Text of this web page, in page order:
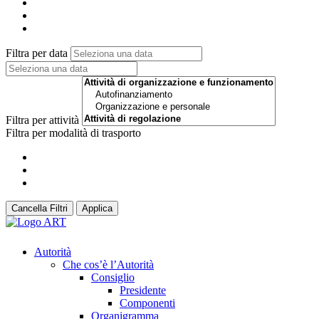
Filtra per data
Filtra per attività
Filtra per modalità di trasporto
Cancella Filtri Applica
Autorità
Che cos’è l’Autorità
Consiglio
Presidente
Componenti
Organigramma